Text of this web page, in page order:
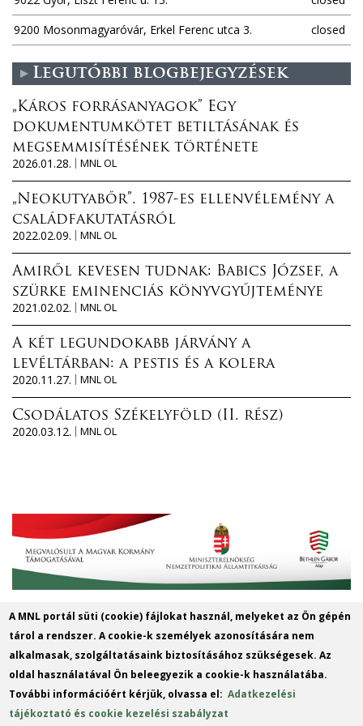
9200 Mosonmagyaróvár, Erkel Ferenc utca 3.
closed
Legutóbbi blogbejegyzések
„Káros forrásanyagok” Egy
dokumentumkötet betiltásának és
megsemmisítésének története
2026.01.28.
MNL OL
„Neokutyabőr”. 1987-es ellenvélemény a
családfakutatásról
2022.02.09.
MNL OL
Amiről kevesen tudnak: Babics József, a
szürke eminenciás könyvgyűjteménye
2021.02.02.
MNL OL
A két legundokabb járvány a
levéltárban: a pestis és a kolera
2020.11.27.
MNL OL
Csodálatos Székelyföld (II. rész)
2020.03.12.
MNL OL
Magyar Nemzeti Levéltár Győr-Moson-
Sopron Vármegye Győri Levéltára
9022 Győr, Liszt Ferenc u. 13.
Telefon: +36 96 312424
A MNL portál süti (cookie) fájlokat használ, melyeket az Ön gépén
tárol a rendszer. A cookie-k személyek azonosítására nem
alkalmasak, szolgáltatásaink biztosításához szükségesek. Az
oldal használatával Ön beleegyezik a cookie-k használatába.
További információért kérjük, olvassa el:Adatkezelési
tájékoztató és cookie kezelési szabályzat